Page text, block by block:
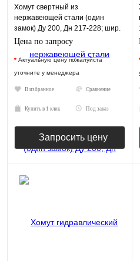
Хомут свертный из
нержавеющей стали (один
замок) Ду 200, Дн 217-228; шир.
250 арт. 18305
Цена по запросу
* Актуальную цену пожалуйста
уточните у менеджера
В избранное Сравнение
Купить в 1 клик Под заказ
Запросить цену